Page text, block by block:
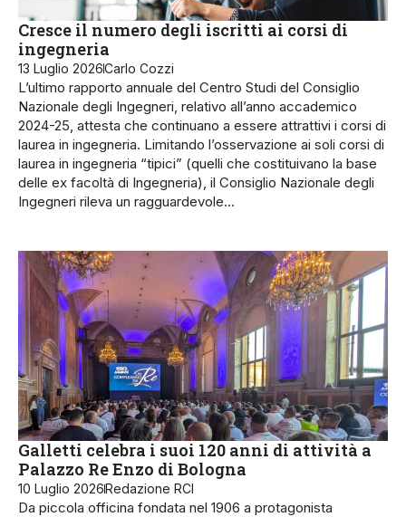
Cresce il numero degli iscritti ai corsi di
ingegneria
13 Luglio 2026Carlo Cozzi
L’ultimo rapporto annuale del Centro Studi del Consiglio
Nazionale degli Ingegneri, relativo all’anno accademico
2024-25, attesta che continuano a essere attrattivi i corsi di
laurea in ingegneria. Limitando l’osservazione ai soli corsi di
laurea in ingegneria “tipici” (quelli che costituivano la base
delle ex facoltà di Ingegneria), il Consiglio Nazionale degli
Ingegneri rileva un ragguardevole…
Galletti celebra i suoi 120 anni di attività a
Palazzo Re Enzo di Bologna
10 Luglio 2026Redazione RCI
Da piccola officina fondata nel 1906 a protagonista